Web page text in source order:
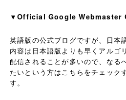
▼Official Google Webmaster
英語版の公式ブログですが、日本
内容は日本語版よりも早くアルゴ
配信されることが多いので、なる
たいという方はこちらをチェック
す。